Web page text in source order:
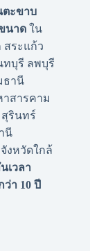
ตะขาบ
นาด ใน
สระแก้ว
ทบุรี ลพบุรี
ธานี
าสารคาม
รินทร์
นี
งหวัดใกล้
เวลา
า 10 ปี